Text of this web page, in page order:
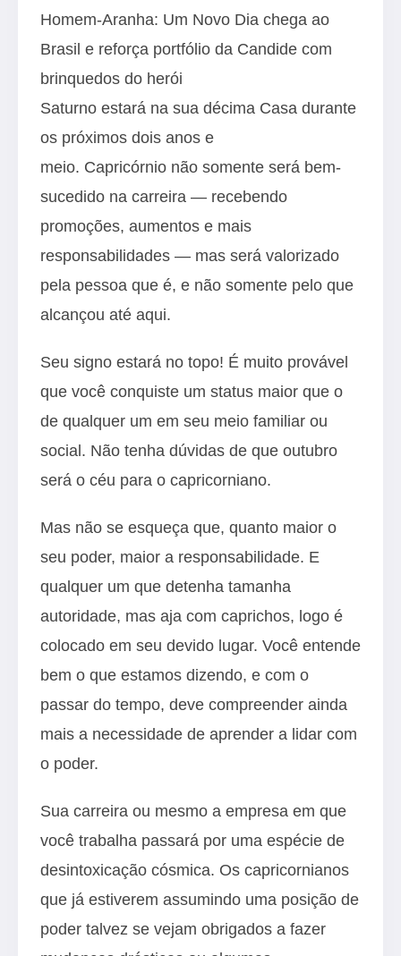
Homem-Aranha: Um Novo Dia chega ao
Brasil e reforça portfólio da Candide com
brinquedos do herói
Saturno estará na sua décima Casa durante
os próximos dois anos e
meio. Capricórnio não somente será bem-
sucedido na carreira — recebendo
promoções, aumentos e mais
responsabilidades — mas será valorizado
pela pessoa que é, e não somente pelo que
alcançou até aqui.
Seu signo estará no topo! É muito provável
que você conquiste um status maior que o
de qualquer um em seu meio familiar ou
social. Não tenha dúvidas de que outubro
será o céu para o capricorniano.
Mas não se esqueça que, quanto maior o
seu poder, maior a responsabilidade. E
qualquer um que detenha tamanha
autoridade, mas aja com caprichos, logo é
colocado em seu devido lugar. Você entende
bem o que estamos dizendo, e com o
passar do tempo, deve compreender ainda
mais a necessidade de aprender a lidar com
o poder.
Sua carreira ou mesmo a empresa em que
você trabalha passará por uma espécie de
desintoxicação cósmica. Os capricornianos
que já estiverem assumindo uma posição de
poder talvez se vejam obrigados a fazer